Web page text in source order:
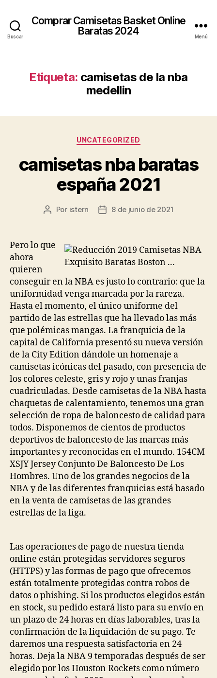
Buscar
Comprar Camisetas Basket Online
Baratas 2024
Menú
Etiqueta: camisetas de la nba
medellin
Categorías
UNCATEGORIZED
camisetas nba baratas
españa 2021
Autor
entrada
Por istern
Fecha8 de junio de 2021
Pero lo que
ahora
quieren
conseguir en la NBA es justo lo contrario: que la
uniformidad venga marcada por la rareza.
Hasta el momento, el único uniforme del
partido de las estrellas que ha llevado las más
que polémicas mangas. La franquicia de la
capital de California presentó su nueva versión
de la City Edition dándole un homenaje a
camisetas icónicas del pasado, con presencia de
los colores celeste, gris y rojo y unas franjas
cuadriculadas. Desde camisetas de la NBA hasta
chaquetas de calentamiento, tenemos una gran
selección de ropa de baloncesto de calidad para
todos. Disponemos de cientos de productos
deportivos de baloncesto de las marcas más
importantes y reconocidas en el mundo. 154CM
XSJY Jersey Conjunto De Baloncesto De Los
Hombres. Uno de los grandes negocios de la
NBA y de las diferentes franquicias está basado
en la venta de camisetas de las grandes
estrellas de la liga.
Las operaciones de pago de nuestra tienda
online están protegidas servidores seguros
(HTTPS) y las formas de pago que ofrecemos
están totalmente protegidas contra robos de
datos o phishing. Si los productos elegidos están
en stock, su pedido estará listo para su envío en
un plazo de 24 horas en días laborables, tras la
confirmación de la liquidación de su pago. Te
daremos una respuesta satisfactoria en 24
horas. Deja la NBA 9 temporadas después de ser
elegido por los Houston Rockets como número